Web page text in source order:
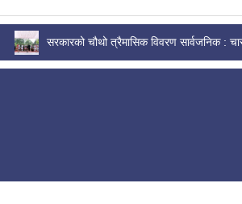
उधारो असुलीसम्बन्धी कानुन ल्याउन निजी क्षेत्रलाई
एकजुट हुन सन्तोष पाण्डेको...